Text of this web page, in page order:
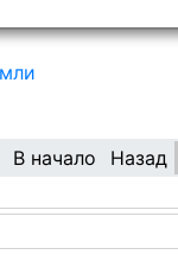
В начало Назад